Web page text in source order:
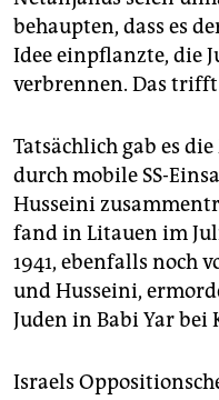
behaupten, dass es
Idee einpflanzte, die
verbrennen. Das trifft
Tatsächlich gab es
durch mobile SS-
Husseini
fand in Litauen im
1941, ebenfalls noch
und Husseini,
Juden in Babi Yar bei
Israels